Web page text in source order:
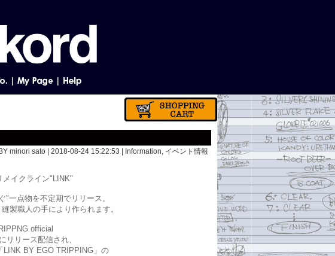
BY minori sato | 2018-08-24 15:22:53 | Information, イベント情報
メイクライン"LINK"
"一点物を不定期でリリース。
製職人の手により作られます。
official
リリース配信され、
LINK BY EGO TRIPPING」の